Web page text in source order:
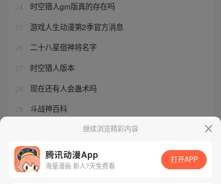
24 时空猎人gm版真的存在吗
25 游戏人生动漫第2季官方消息
26 二十八星宿神将名字
27 时空猎人版本
28 现在还有人会蛊术吗
29 斗战神百科
现实中真的能给别人下蛊吗
继续浏览精彩内容
腾讯动漫App
海量漫画 新人7天免费看
打开APP